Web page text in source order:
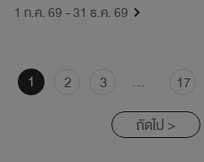
1 ก.ค. 69 - 31 ธ.ค. 69
1 2 3 ...
17
ถัดไป >